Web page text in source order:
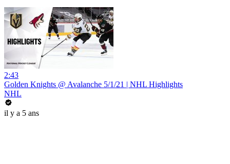
2:43
Golden Knights @ Avalanche 5/1/21 | NHL Highlights
NHL
il y a 5 ans